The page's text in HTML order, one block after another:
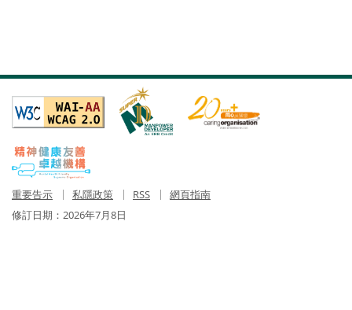
重要告示 私隱政策 RSS
網頁指南
修訂日期： 2026年7月8日